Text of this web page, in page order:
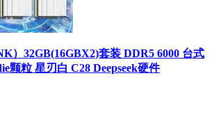
）32GB(16GBX2)套装 DDR5 6000 台式
颗粒 星刃白 C28 Deepseek硬件